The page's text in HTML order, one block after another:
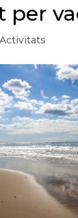
per
Activitats